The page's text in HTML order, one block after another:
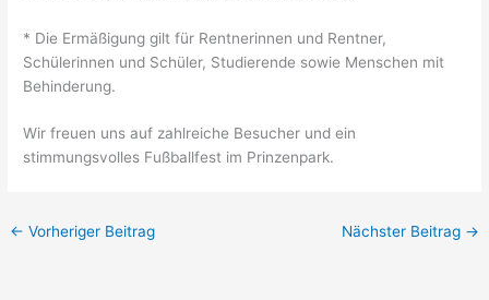
* Die Ermäßigung gilt für Rentnerinnen und Rentner,
Schülerinnen und Schüler, Studierende sowie Menschen mit
Behinderung.
Wir freuen uns auf zahlreiche Besucher und ein
stimmungsvolles Fußballfest im Prinzenpark.
← Vorheriger Beitrag Nächster Beitrag →